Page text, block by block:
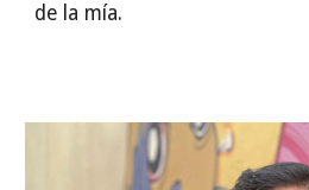
de la mía.